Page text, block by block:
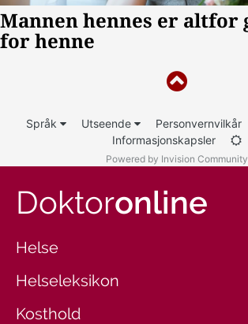
Språk Utseende Personvernvilkår
Informasjonskapsler
Powered by Invision Community
Doktoronline
Helse
Helseleksikon
Kosthold